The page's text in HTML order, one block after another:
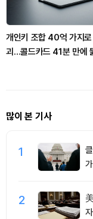
개인키 조합 40억 가지로
괴…콜드카드 41분 만에
많이 본 기사
1
2